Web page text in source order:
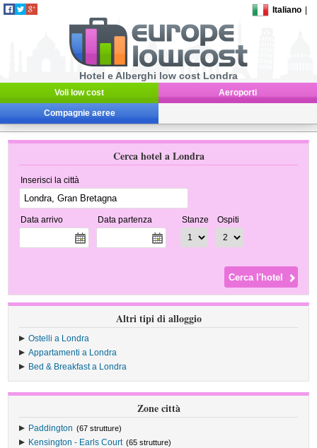
Italiano
Hotel e Alberghi low cost Londra
Voli low cost Aeroporti
Compagnie aeree
Cerca hotel a Londra
Inserisci la città
Data arrivo Data partenza Stanze Ospiti
Altri tipi di alloggio
Ostelli a Londra
Appartamenti a Londra
Bed & Breakfast a Londra
Zone città
Paddington (67 strutture)
Kensington - Earls Court (65 strutture)